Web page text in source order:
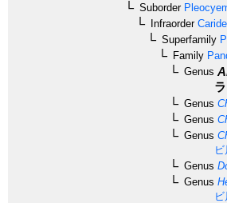
Suborder
Infraorder
Superfamily
Family
Genus
Genus
Genus
Genus
ビ
Genus
Genus
ビ